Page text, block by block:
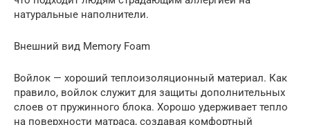
натуральные наполнители.
Внешний вид Memory Foam
Войлок — хороший теплоизоляционный материал. Как
правило, войлок служит для защиты дополнительных
слоев от пружинного блока. Хорошо удерживает тепло
на поверхности матраса, создавая комфортный